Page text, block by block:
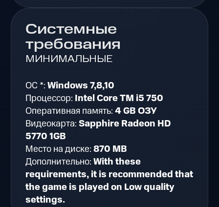
Системные
требования
МИНИМАЛЬНЫЕ
ОС *:Windows 7,8,10
Процессор: Intel Core TM i5 750
Оперативная память:4 GB ОЗУ
Видеокарта:Sapphire Radeon HD
5770 1GB
Место на диске:870 MB
Дополнительно:With these
requirements, it is recommended that
the game is played on Low quality
settings.